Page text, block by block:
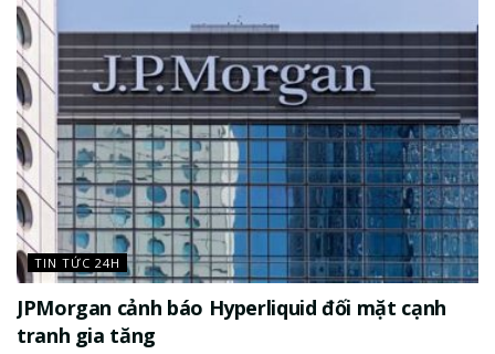
TIN TỨC 24H
JPMorgan cảnh báo Hyperliquid đối mặt cạnh
tranh gia tăng